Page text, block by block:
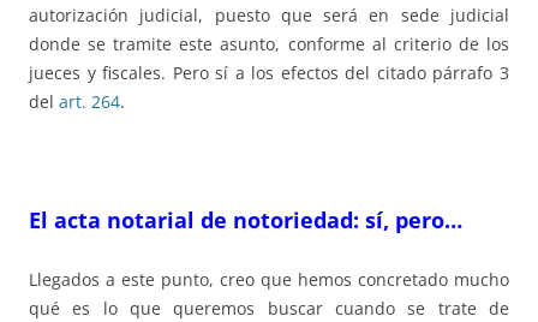
autorización judicial, puesto que será en sede judicial
donde se tramite este asunto, conforme al criterio de los
jueces y fiscales. Pero sí a los efectos del citado párrafo 3
del art. 264.
El acta notarial de notoriedad: sí, pero…
Llegados a este punto, creo que hemos concretado mucho
qué es lo que queremos buscar cuando se trate de